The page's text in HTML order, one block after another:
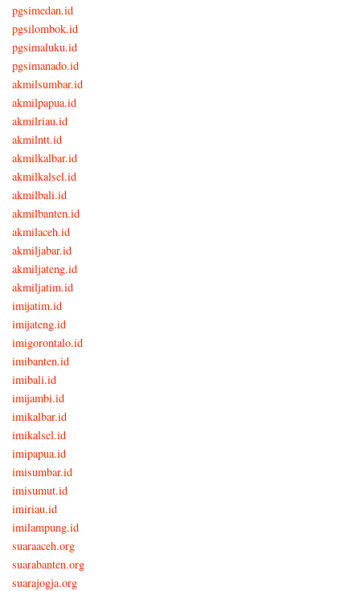
pgsimedan.id
pgsilombok.id
pgsimaluku.id
pgsimanado.id
akmilsumbar.id
akmilpapua.id
akmilriau.id
akmilntt.id
akmilkalbar.id
akmilkalsel.id
akmilbali.id
akmilbanten.id
akmilaceh.id
akmiljabar.id
akmiljateng.id
akmiljatim.id
imijatim.id
imijateng.id
imigorontalo.id
imibanten.id
imibali.id
imijambi.id
imikalbar.id
imikalsel.id
imipapua.id
imisumbar.id
imisumut.id
imiriau.id
imilampung.id
suaraaceh.org
suarabanten.org
suarajogja.org